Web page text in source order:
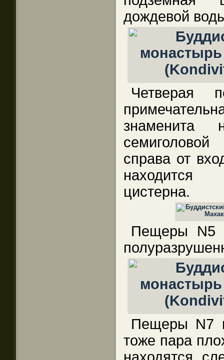
дождевой
знаменита
справа от
находится
цистерна.
Пещеры N5
Пещеры N7
тоже пара